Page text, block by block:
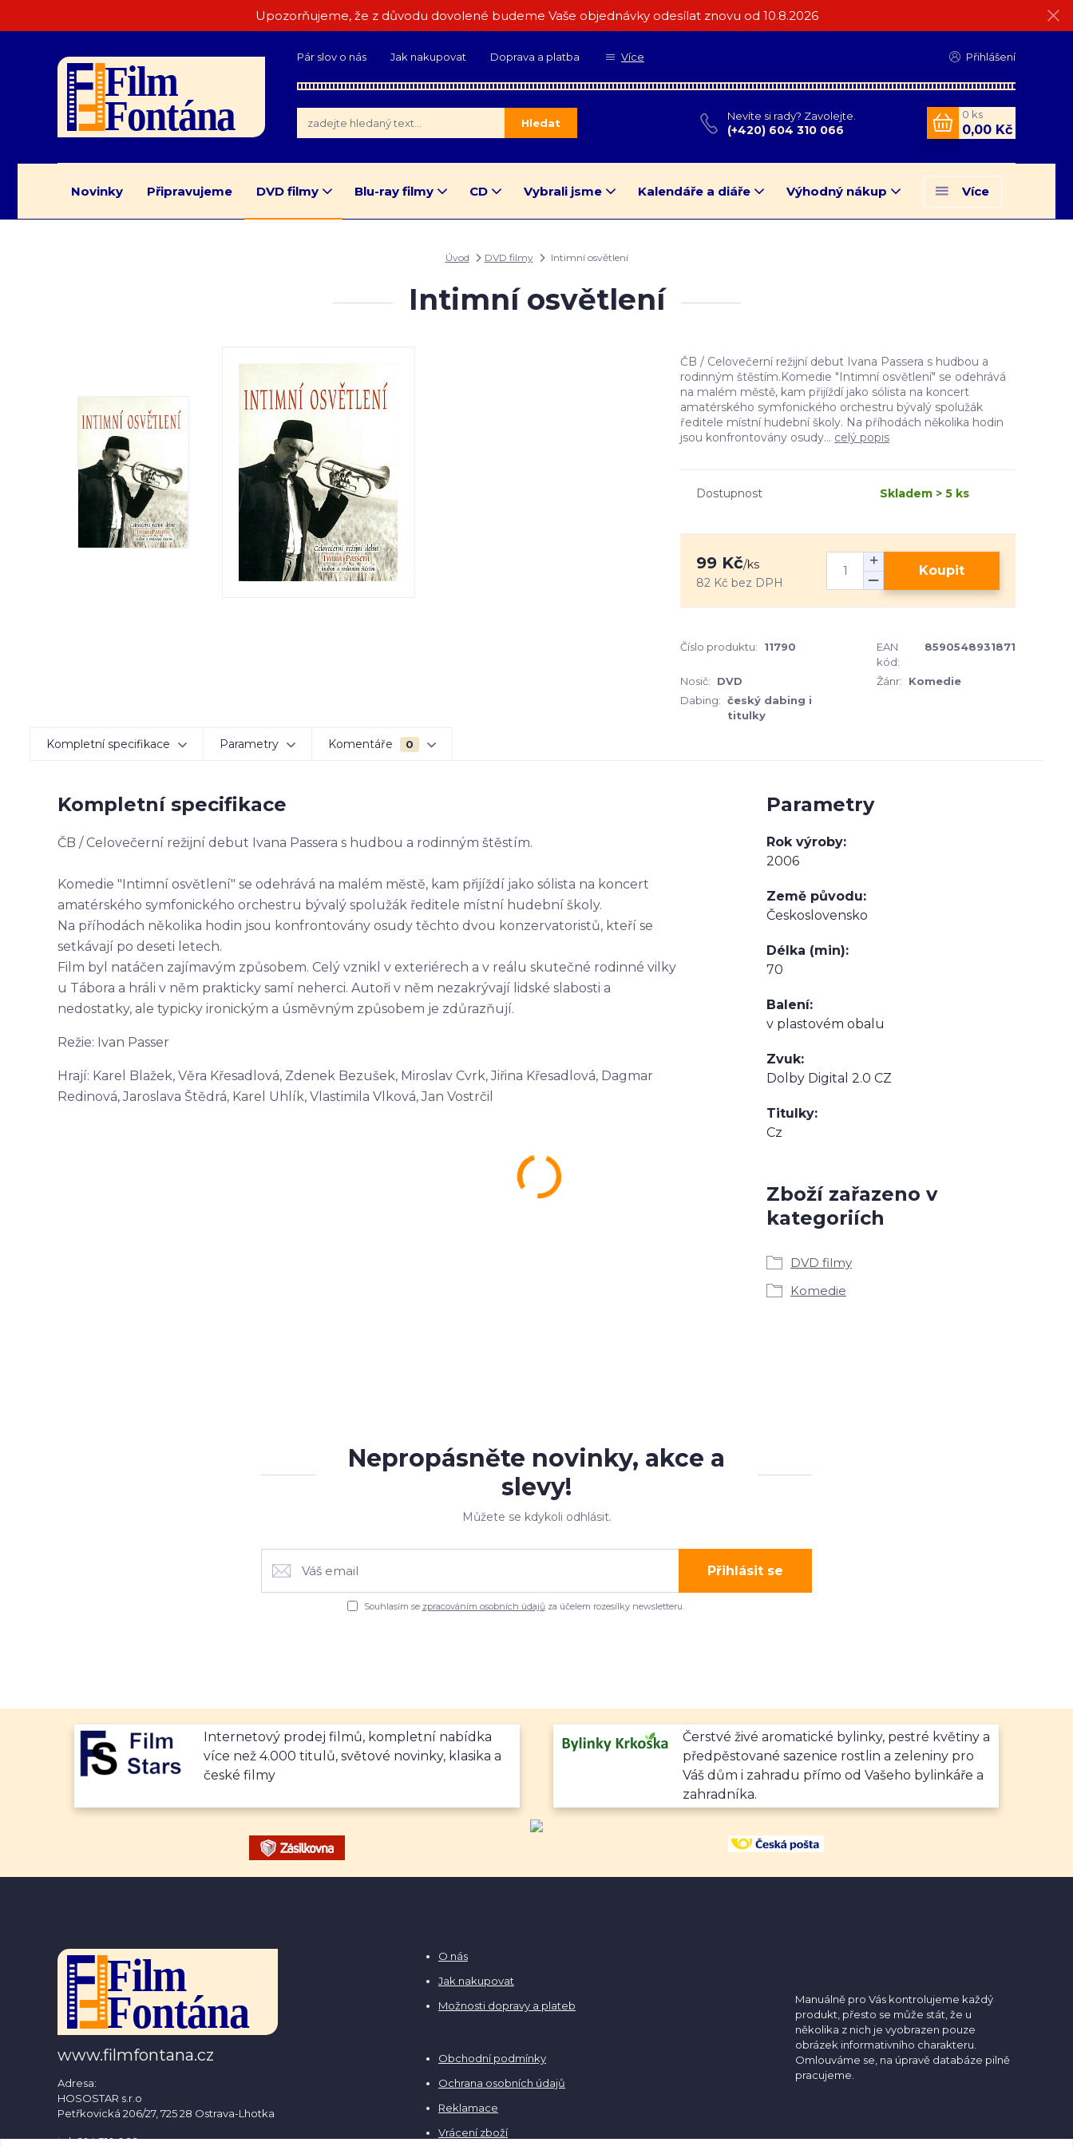
Upozorňujeme, že z důvodu dovolené budeme Vaše objednávky odesílat znovu od 10.8.2026
Pár slov o nás Jak nakupovat Doprava a platba Více Přihlášení
Hledat
Nevíte si rady? Zavolejte.
(+420) 604 310 066
0 ks
0,00 Kč
Novinky Připravujeme DVD filmy Blu-ray filmy CD Vybrali jsme Kalendáře a diáře Výhodný nákup Více
Úvod DVD filmy Intimní osvětlení
Intimní osvětlení
ČB / Celovečerní režijní debut Ivana Passera s hudbou a
rodinným štěstím.Komedie "Intimní osvětlení" se odehrává
na malém městě, kam přijíždí jako sólista na koncert
amatérského symfonického orchestru bývalý spolužák
ředitele místní hudební školy. Na příhodách několika hodin
jsou konfrontovány osudy... celý popis
Dostupnost Skladem > 5 ks
99 Kč/ks
82 Kč bez DPH
Koupit
Číslo produktu: 11790
EAN
kód:
8590548931871
Nosič: DVD Žánr:
Komedie
Dabing: český dabing i
titulky
Kompletní specifikace Parametry Komentáře 0
Kompletní specifikace
ČB / Celovečerní režijní debut Ivana Passera s hudbou a rodinným štěstím.
Komedie "Intimní osvětlení" se odehrává na malém městě, kam přijíždí jako sólista na koncert
amatérského symfonického orchestru bývalý spolužák ředitele místní hudební školy.
Na příhodách několika hodin jsou konfrontovány osudy těchto dvou konzervatoristů, kteří se
setkávají po deseti letech.
Film byl natáčen zajímavým způsobem. Celý vznikl v exteriérech a v reálu skutečné rodinné vilky
u Tábora a hráli v něm prakticky samí neherci. Autoři v něm nezakrývají lidské slabosti a
nedostatky, ale typicky ironickým a úsměvným způsobem je zdůrazňují.
Režie: Ivan Passer
Hrají: Karel Blažek, Věra Křesadlová, Zdenek Bezušek, Miroslav Cvrk, Jiřina Křesadlová, Dagmar
Redinová, Jaroslava Štědrá, Karel Uhlík, Vlastimila Vlková, Jan Vostrčil
Parametry
Rok výroby
2006
Země původu
Československo
Délka (min)
70
Balení
v plastovém obalu
Zvuk
Dolby Digital 2.0 CZ
Titulky
Cz
Zboží zařazeno v
kategoriích
DVD filmy
Komedie
Nepropásněte novinky, akce a
slevy!
Můžete se kdykoli odhlásit.
Přihlásit se
Souhlasím se zpracováním osobních údajůza účelem rozesílky newsletteru.
Internetový prodej filmů, kompletní nabídka
více než 4.000 titulů, světové novinky, klasika a
české filmy
Čerstvé živé aromatické bylinky, pestré květiny a
předpěstované sazenice rostlin a zeleniny pro
Váš dům i zahradu přímo od Vašeho bylinkáře a
zahradníka.
www.filmfontana.cz
Adresa:
HOSOSTAR s.r.o
Petřkovická 206/27, 725 28 Ostrava-Lhotka
tel: 604 310 066
O nás
Jak nakupovat
Možnosti dopravy a plateb
Obchodní podmínky
Ochrana osobních údajů
Reklamace
Vrácení zboží
Manuálně pro Vás kontrolujeme každý
produkt, přesto se může stát, že u
několika z nich je vyobrazen pouze
obrázek informativního charakteru.
Omlouváme se, na úpravě databáze pilně
pracujeme.